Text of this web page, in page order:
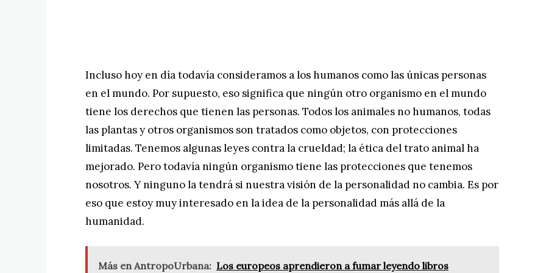
Incluso hoy en día todavía consideramos a los humanos como las únicas personas
en el mundo. Por supuesto, eso significa que ningún otro organismo en el mundo
tiene los derechos que tienen las personas. Todos los animales no humanos, todas
las plantas y otros organismos son tratados como objetos, con protecciones
limitadas. Tenemos algunas leyes contra la crueldad; la ética del trato animal ha
mejorado. Pero todavía ningún organismo tiene las protecciones que tenemos
nosotros. Y ninguno la tendrá si nuestra visión de la personalidad no cambia. Es por
eso que estoy muy interesado en la idea de la personalidad más allá de la
humanidad.
Más en AntropoUrbana: Los europeos aprendieron a fumar leyendo libros